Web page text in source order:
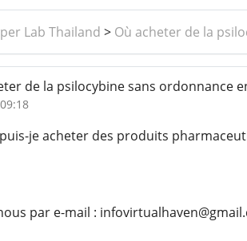
Lab Thailand > Où acheter de la
de la psilocybine sans ordonnance
je acheter des produits
par e-mail :